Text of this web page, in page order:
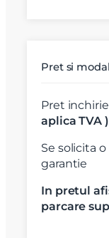
Pret si
Pret
aplica TVA )
Se solicita
garantie
In pretul
parcare
Am citit si sunt
SudRezidential.ro
Sunt de acord